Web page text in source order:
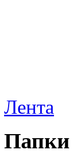
Лента
Папки